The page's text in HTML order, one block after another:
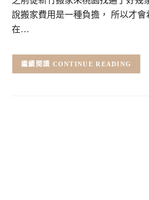
說搬家費用是一種負擔， 所以才
在…
CONTINUE READING